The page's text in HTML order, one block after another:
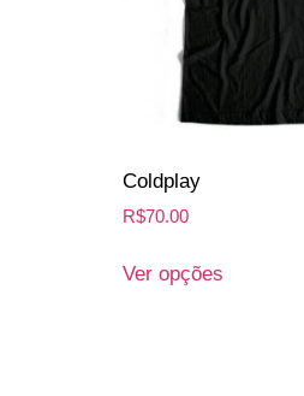
Coldplay
R$70.00
Ver opções